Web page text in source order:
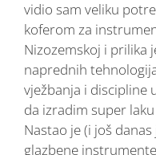
vidio sam veliku
koferom za
Nizozemskoj i prilika
naprednih
vježbanja i discipline
da izradim super
Nastao je (i još
glazbene